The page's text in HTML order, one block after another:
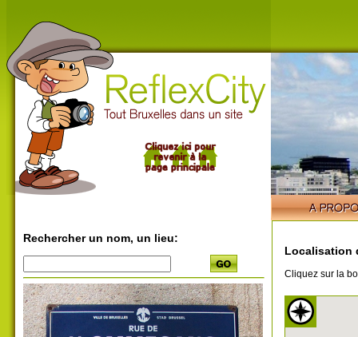
Rechercher un nom, un lieu:
Localisation
Cliquez sur la